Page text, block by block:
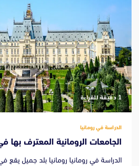
‫1 دقيقة للقراءة
الدراسة في رومانيا
الجامعات الرومانية المعترف بها
الدراسة في رومانيا رومانيا بلد جميل يقع